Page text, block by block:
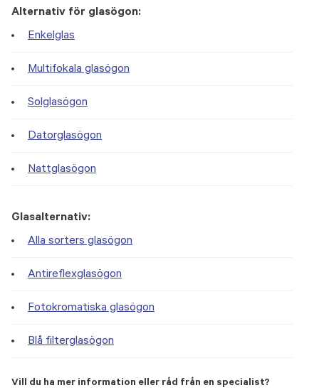
Alternativ för glasögon:
Enkelglas
Multifokala glasögon
Solglasögon
Datorglasögon
Nattglasögon
Glasalternativ:
Alla sorters glasögon
Antireflexglasögon
Fotokromatiska glasögon
Blå filterglasögon
Vill du ha mer information eller råd från en specialist?